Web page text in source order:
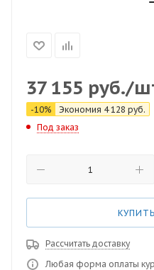
37 155 руб./
-10% Экономия 4 128 руб.
Под заказ
Рассчитать доставку
Любая форма оплаты